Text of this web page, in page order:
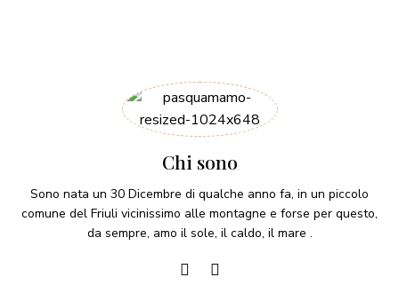
Chi sono
Sono nata un 30 Dicembre di qualche anno fa, in un piccolo
comune del Friuli vicinissimo alle montagne e forse per questo,
da sempre, amo il sole, il caldo, il mare .